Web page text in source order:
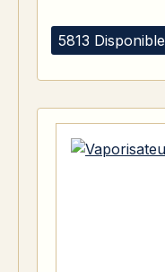
5813 Disponible